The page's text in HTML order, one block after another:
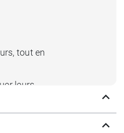
tout en
leurs